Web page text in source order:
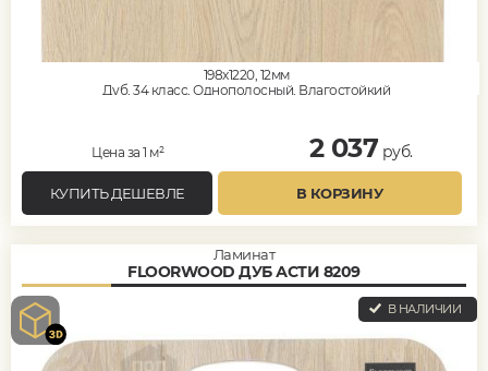
198x1220, 12мм
Дуб, 34 класс, Однополосный, Влагостойкий
Цена за 1 м² 2 037 руб.
КУПИТЬ ДЕШЕВЛЕ В КОРЗИНУ
Ламинат
FLOORWOOD ДУБ АСТИ 8209
В НАЛИЧИИ